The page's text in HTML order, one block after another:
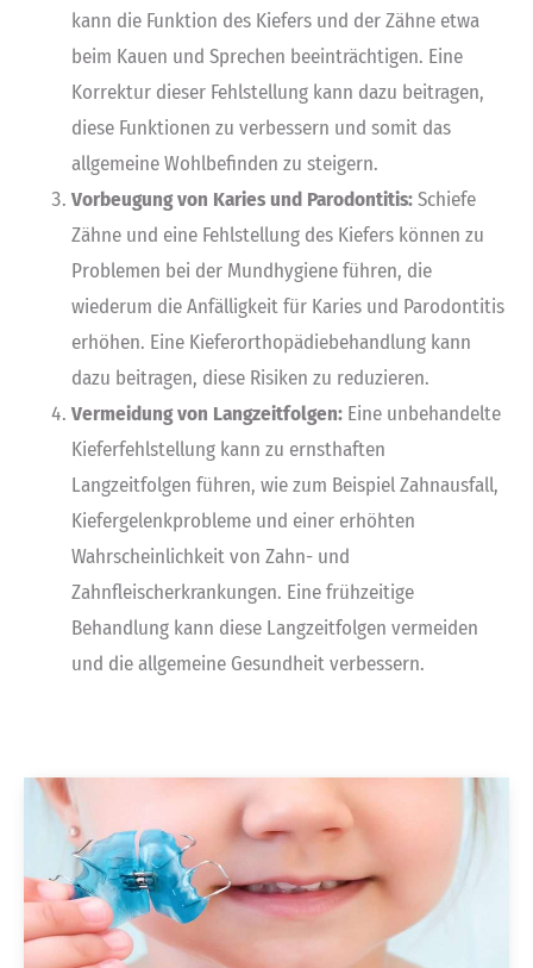
kann die Funktion des Kiefers und der Zähne etwa
beim Kauen und Sprechen beeinträchtigen. Eine
Korrektur dieser Fehlstellung kann dazu beitragen,
diese Funktionen zu verbessern und somit das
allgemeine Wohlbefinden zu steigern.
Vorbeugung von Karies und Parodontitis:Schiefe
Zähne und eine Fehlstellung des Kiefers können zu
Problemen bei der Mundhygiene führen, die
wiederum die Anfälligkeit für Karies und Parodontitis
erhöhen. Eine Kieferorthopädiebehandlung kann
dazu beitragen, diese Risiken zu reduzieren.
Vermeidung von Langzeitfolgen: Eine unbehandelte
Kieferfehlstellung kann zu ernsthaften
Langzeitfolgen führen, wie zum Beispiel Zahnausfall,
Kiefergelenkprobleme und einer erhöhten
Wahrscheinlichkeit von Zahn- und
Zahnfleischerkrankungen. Eine frühzeitige
Behandlung kann diese Langzeitfolgen vermeiden
und die allgemeine Gesundheit verbessern.